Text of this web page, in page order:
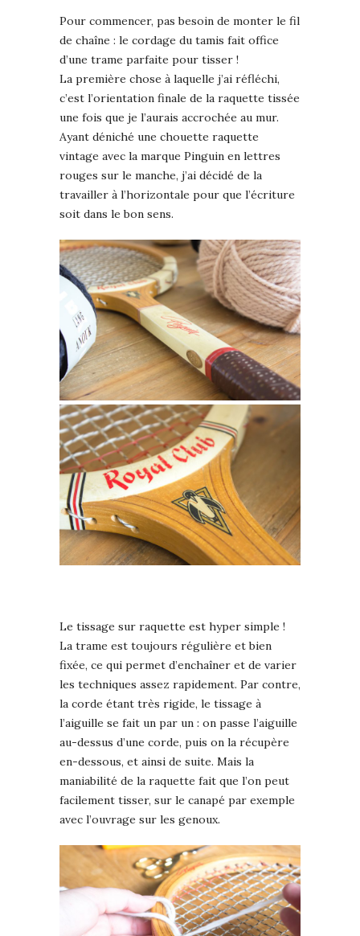
Pour commencer, pas besoin de monter le fil
de chaîne : le cordage du tamis fait office
d’une trame parfaite pour tisser !
La première chose à laquelle j’ai réfléchi,
c’est l’orientation finale de la raquette tissée
une fois que je l’aurais accrochée au mur.
Ayant déniché une chouette raquette
vintage avec la marque Pinguin en lettres
rouges sur le manche, j’ai décidé de la
travailler à l’horizontale pour que l’écriture
soit dans le bon sens.
Le tissage sur raquette est hyper simple !
La trame est toujours régulière et bien
fixée, ce qui permet d’enchaîner et de varier
les techniques assez rapidement. Par contre,
la corde étant très rigide, le tissage à
l’aiguille se fait un par un : on passe l’aiguille
au-dessus d’une corde, puis on la récupère
en-dessous, et ainsi de suite. Mais la
maniabilité de la raquette fait que l’on peut
facilement tisser, sur le canapé par exemple
avec l’ouvrage sur les genoux.